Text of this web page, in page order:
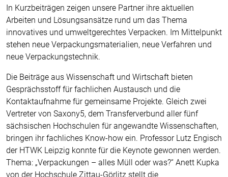
In Kurzbeiträgen zeigen unsere Partner ihre aktuellen
Arbeiten und Lösungsansätze rund um das Thema
innovatives und umweltgerechtes Verpacken. Im Mittelpunkt
stehen neue Verpackungsmaterialien, neue Verfahren und
neue Verpackungstechnik.
Die Beiträge aus Wissenschaft und Wirtschaft bieten
Gesprächsstoff für fachlichen Austausch und die
Kontaktaufnahme für gemeinsame Projekte. Gleich zwei
Vertreter von Saxony5, dem Transferverbund aller fünf
sächsischen Hochschulen für angewandte Wissenschaften,
bringen ihr fachliches Know-how ein. Professor Lutz Engisch
der HTWK Leipzig konnte für die Keynote gewonnen werden.
Thema: „Verpackungen – alles Müll oder was?“ Anett Kupka
von der Hochschule Zittau-Görlitz stellt die